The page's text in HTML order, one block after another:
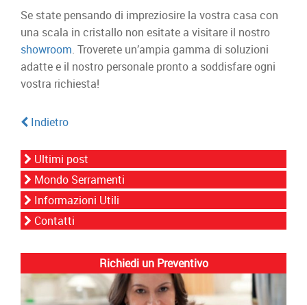
Se state pensando di impreziosire la vostra casa con
una scala in cristallo non esitate a visitare il nostro
showroom. Troverete un’ampia gamma di soluzioni
adatte e il nostro personale pronto a soddisfare ogni
vostra richiesta!
Indietro
Ultimi post
Mondo Serramenti
Informazioni Utili
Contatti
Richiedi un Preventivo